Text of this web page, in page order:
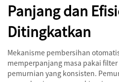
Panjang dan
Ditingkatkan
Mekanisme pembersihan
memperpanjang masa pakai
pemurnian yang konsisten.